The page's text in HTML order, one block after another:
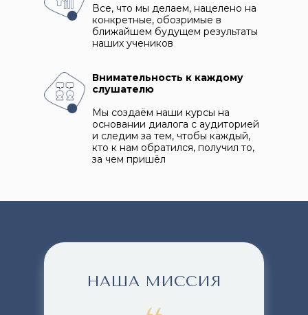
Все, что мы делаем, нацелено на
конкретные, обозримые в
ближайшем будущем результаты
наших учеников
Внимательность к каждому
слушателю
Мы создаём наши курсы на
основании диалога с аудиторией
и следим за тем, чтобы каждый,
кто к нам обратился, получил то,
за чем пришёл
НАША МИССИЯ